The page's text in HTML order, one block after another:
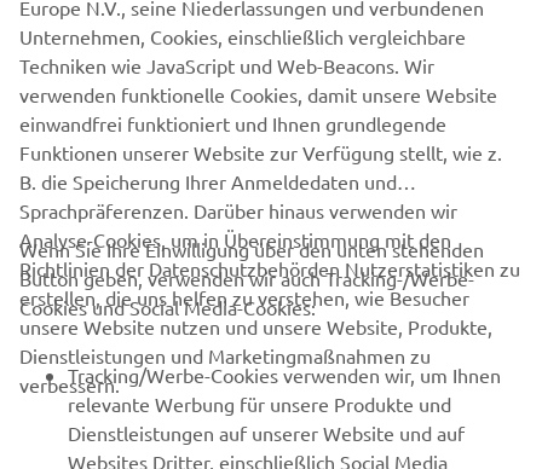
purposes without the explicit written consent of Yamaha
Motor Europe N.V. and/or Yamaha Motor Co., Ltd.
Always ride in a safe manner and obey all local road laws.
UNTERNEHMEN
B2B
MEHR YAMAHA
Unternehmen, Cookies, einschließlich vergleichbare
Techniken wie JavaScript und Web-Beacons. Wir
verwenden funktionelle Cookies, damit unsere Website
einwandfrei funktioniert und Ihnen grundlegende
Funktionen unserer Website zur Verfügung stellt, wie z.
B. die Speicherung Ihrer Anmeldedaten und
Sprachpräferenzen. Darüber hinaus verwenden wir
Analyse-Cookies, um in Übereinstimmung mit den
Richtlinien der Datenschutzbehörden Nutzerstatistiken zu
erstellen, die uns helfen zu verstehen, wie Besucher
unsere Website nutzen und unsere Website, Produkte,
Dienstleistungen und Marketingmaßnahmen zu
verbessern.
Wenn Sie Ihre Einwilligung über den unten stehenden
Button geben, verwenden wir auch Tracking-/Werbe-
Cookies und Social Media-Cookies:
Tracking/Werbe-Cookies verwenden wir, um Ihnen
relevante Werbung für unsere Produkte und
Dienstleistungen auf unserer Website und auf
Websites Dritter, einschließlich Social Media